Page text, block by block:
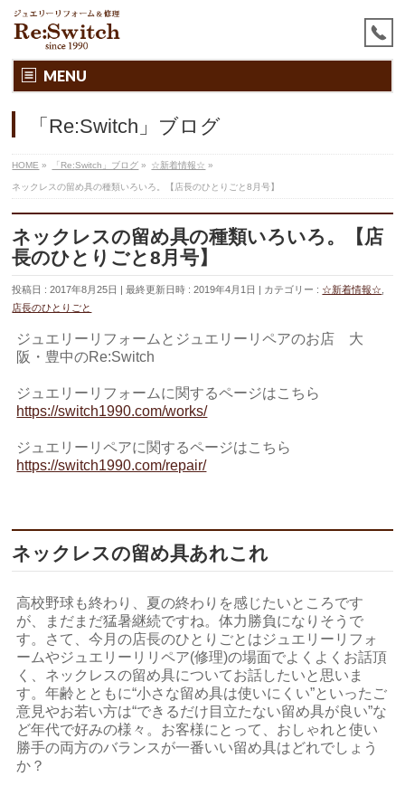
MENU
「Re:Switch」ブログ
HOME » 「Re:Switch」ブログ » ☆新着情報☆ »
ネックレスの留め具の種類いろいろ。【店長のひとりごと8月号】
ネックレスの留め具の種類いろいろ。【店
長のひとりごと8月号】
投稿日 : 2017年8月25日 最終更新日時 : 2019年4月1日 カテゴリー : ☆新着情報☆
店長のひとりごと
ジュエリーリフォームとジュエリーリペアのお店 大
阪・豊中のRe:Switch
ジュエリーリフォームに関するページはこちら
https://switch1990.com/works/
ジュエリーリペアに関するページはこちら
https://switch1990.com/repair/
ネックレスの留め具あれこれ
高校野球も終わり、夏の終わりを感じたいところです
が、まだまだ猛暑継続ですね。体力勝負になりそうで
す。さて、今月の店長のひとりごとはジュエリーリフォ
ームやジュエリーリリペア(修理)の場面でよくよくお話頂
く、ネックレスの留め具についてお話したいと思いま
す。年齢とともに“小さな留め具は使いにくい”といったご
意見やお若い方は“できるだけ目立たない留め具が良い”な
ど年代で好みの様々。お客様にとって、おしゃれと使い
勝手の両方のバランスが一番いい留め具はどれでしょう
か？